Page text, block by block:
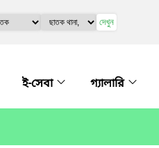
দেখুন
ই-সেবা গ্যালারি